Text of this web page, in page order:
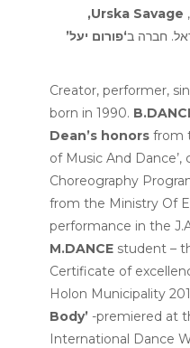
Urska Savage
,
חברה ב‘פורום יעל’
Creator, performer,
born in 1990.
Dean’s honors from
of Music And
Choreography
from the Ministry Of
performance in the
M.DANCE student –
Certificate of
Holon Municipality
Body’ -premiered at
International Dance